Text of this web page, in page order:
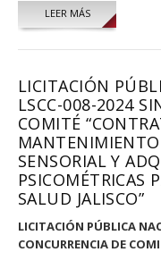
LEER MÁS
LICITACIÓN
LSCC-008-2024
COMITÉ
MANTENIMIENTO
SENSORIAL Y
PSICOMÉTRICAS
SALUD JALISCO”
LICITACIÓN PÚBLICA
CONCURRENCIA DE